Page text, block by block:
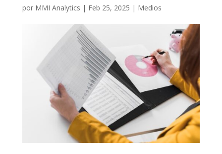
por MMI Analytics | Feb 25, 2025 | Medios